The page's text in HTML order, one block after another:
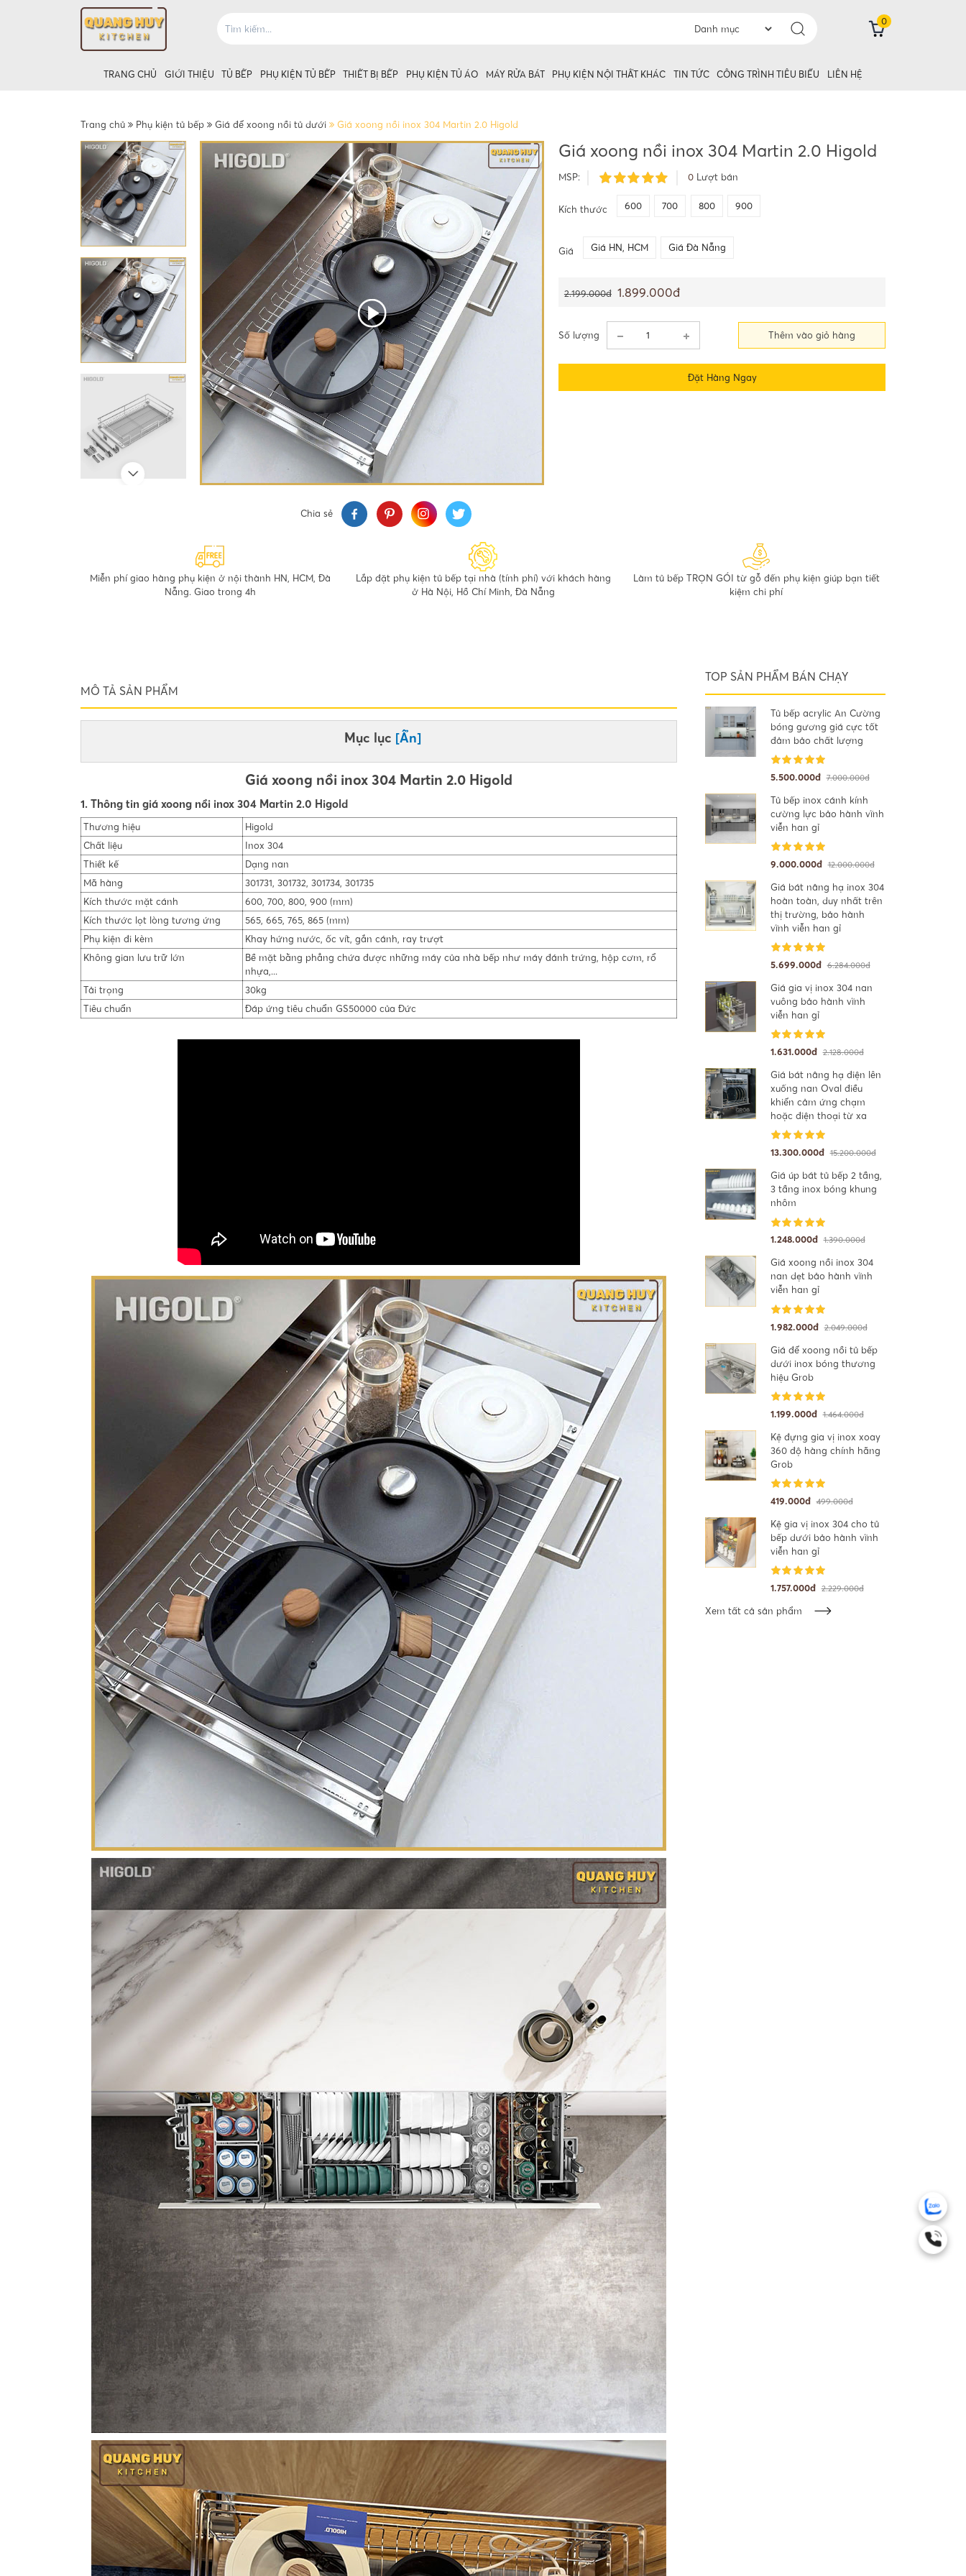
0
TRANG CHỦ GIỚI THIỆU TỦ BẾP PHỤ KIỆN TỦ BẾP
Giá úp bát tủ trên
Giá úp bát tủ dưới
THIẾT BỊ BẾP PHỤ KIỆN TỦ ÁO MÁY RỬA BÁT PHỤ KIỆN NỘI THẤT KHÁC TIN TỨC CÔNG TRÌNH TIÊU BIỂU LIÊN HỆ
Trang chủ Phụ kiện tủ bếp Giá để xoong nồi tủ dưới Giá xoong nồi inox 304 Martin 2.0 Higold
Giá xoong nồi inox 304 Martin 2.0 Higold
MSP: 0Lượt bán
Kích thước 600 700 800 900
Giá Giá HN, HCM Giá Đà Nẵng
2.199.000đ 1.899.000đ
Số lượng Thêm vào giỏ hàng
Đặt Hàng Ngay
Chia sẻ
Miễn phí giao hàng phụ kiện ở nội thành HN, HCM, Đà
Nẵng. Giao trong 4h
Lắp đặt phụ kiện tủ bếp tại nhà (tính phí) với khách hàng
ở Hà Nội, Hồ Chí Minh, Đà Nẵng
Làm tủ bếp TRỌN GÓI từ gỗ đến phụ kiện giúp bạn tiết
kiệm chi phí
MÔ TẢ SẢN PHẨM
Mục lục [Ẩn]
Giá xoong nồi inox 304 Martin 2.0 Higold
1. Thông tin giá xoong nồi inox 304 Martin 2.0 Higold
Thương hiệu
Higold
Chất liệu
Inox 304
Thiết kế
Dạng nan
Mã hàng
301731, 301732, 301734, 301735
Kích thước mặt cánh
600, 700, 800, 900 (mm)
Kích thước lọt lòng tương ứng
565, 665, 765, 865 (mm)
Phụ kiện đi kèm
Khay hứng nước, ốc vít, gắn cánh, ray trượt
Không gian lưu trữ lớn
Bề mặt bằng phẳng chứa được những máy của nhà bếp như máy đánh trứng, hộp cơm, rổ
nhựa,...
Tải trọng
30kg
Tiêu chuẩn
Đáp ứng tiêu chuẩn GS50000 của Đức
TOP SẢN PHẨM BÁN CHẠY
Tủ bếp acrylic An Cường
bóng gương giá cực tốt
đảm bảo chất lượng
5.500.000đ 7.000.000đ
Tủ bếp inox cánh kính
cường lực bảo hành vĩnh
viễn han gỉ
9.000.000đ 12.000.000đ
Giá bát nâng hạ inox 304
hoàn toàn, duy nhất trên
thị trường, bảo hành
vĩnh viễn han gỉ
5.699.000đ 6.284.000đ
Giá gia vị inox 304 nan
vuông bảo hành vĩnh
viễn han gỉ
1.631.000đ 2.128.000đ
Giá bát nâng hạ điện lên
xuống nan Oval điều
khiển cảm ứng chạm
hoặc điện thoại từ xa
13.300.000đ 15.200.000đ
Giá úp bát tủ bếp 2 tầng,
3 tầng inox bóng khung
nhôm
1.248.000đ 1.390.000đ
Giá xoong nồi inox 304
nan dẹt bảo hành vĩnh
viễn han gỉ
1.982.000đ 2.049.000đ
Giá để xoong nồi tủ bếp
dưới inox bóng thương
hiệu Grob
1.199.000đ 1.464.000đ
Kệ đựng gia vị inox xoay
360 độ hàng chính hãng
Grob
419.000đ 499.000đ
Kệ gia vị inox 304 cho tủ
bếp dưới bảo hành vĩnh
viễn han gỉ
1.757.000đ 2.229.000đ
Xem tất cả sản phẩm